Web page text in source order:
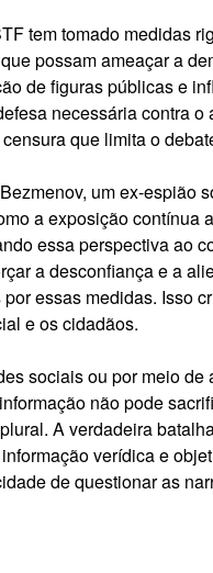
tem tomado medidas
possam ameaçar a
de figuras públicas e
necessária contra
que limita o
um ex-espião
a exposição contínua
essa perspectiva ao
a desconfiança e a
essas medidas. Isso
e os cidadãos.
sociais ou por meio
não pode
A verdadeira
verídica e
de questionar as